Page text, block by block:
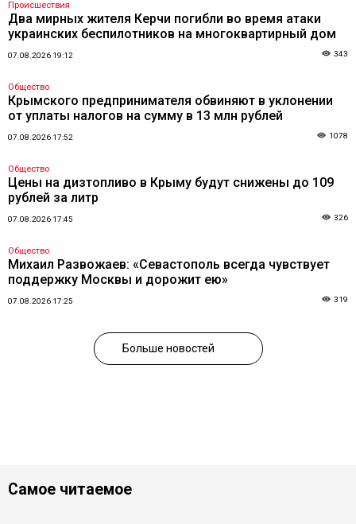
Происшествия
Два мирных жителя Керчи погибли во время атаки
украинских беспилотников на многоквартирный дом
07.08.2026 19:12 343
Общество
Крымского предпринимателя обвиняют в уклонении
от уплаты налогов на сумму в 13 млн рублей
07.08.2026 17:52 1078
Общество
Цены на дизтопливо в Крыму будут снижены до 109
рублей за литр
07.08.2026 17:45 326
Общество
Михаил Развожаев: «Севастополь всегда чувствует
поддержку Москвы и дорожит ею»
07.08.2026 17:25 319
Больше новостей
Самое читаемое